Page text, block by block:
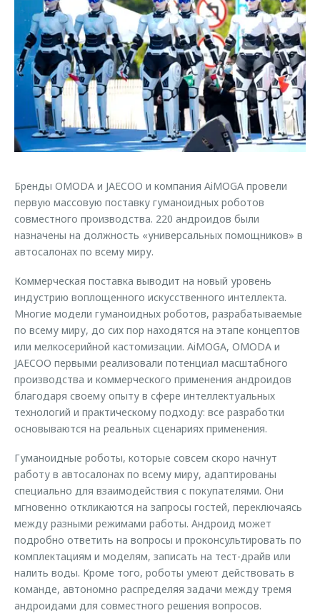
Страхование
Кредитный калькулятор
Аксессуары
Одежда и сувениры
Оригинальные аксессуары
Запчасти
Калькулятор трейд-ин
Клиентская поддержка
O&J Автоклуб
Клуб владельцев OMODA
Приложение O&J
Аксессуары
Одежда и сувениры
Запчасти
Обратная связь
Бренды OMODA и JAECOO и компания AiMOGA провели
первую массовую поставку гуманоидных роботов
совместного производства. 220 андроидов были
назначены на должность «универсальных помощников» в
автосалонах по всему миру.
Коммерческая поставка выводит на новый уровень
индустрию воплощенного искусственного интеллекта.
Многие модели гуманоидных роботов, разрабатываемые
по всему миру, до сих пор находятся на этапе концептов
или мелкосерийной кастомизации. AiMOGA, OMODA и
JAECOO первыми реализовали потенциал масштабного
производства и коммерческого применения андроидов
благодаря своему опыту в сфере интеллектуальных
технологий и практическому подходу: все разработки
основываются на реальных сценариях применения.
Гуманоидные роботы, которые совсем скоро начнут
работу в автосалонах по всему миру, адаптированы
специально для взаимодействия с покупателями. Они
мгновенно откликаются на запросы гостей, переключаясь
между разными режимами работы. Андроид может
подробно ответить на вопросы и проконсультировать по
комплектациям и моделям, записать на тест-драйв или
налить воды. Кроме того, роботы умеют действовать в
команде, автономно распределяя задачи между тремя
андроидами для совместного решения вопросов.